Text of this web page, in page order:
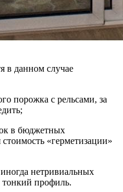
в данном случае
порожка с рельсами, за
в бюджетных
«герметизации»
нетривиальных
тонкий профиль.